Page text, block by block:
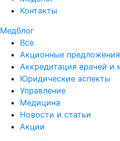
Контакты
Медблог
Все
Акционные предложения
Аккредитация врачей и
Юридические аспекты
Управление
Медицина
Новости и статьи
Акции